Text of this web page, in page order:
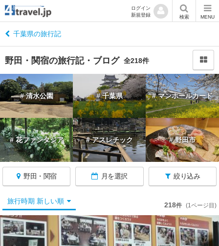
ログイン
新規登録
検索 MENU
千葉県の旅行記
野田・関宿の旅行記・ブログ 全218件
# 清水公園 # 千葉県 # マンホールカード
# 花ファンタジア # アスレチック # 野田市
野田・関宿 月を選択 絞り込み
千
葉
へ
戻
る
千
葉
べ
て
舞
浜
・
旅行時期 新しい順 218件 (1ページ目)